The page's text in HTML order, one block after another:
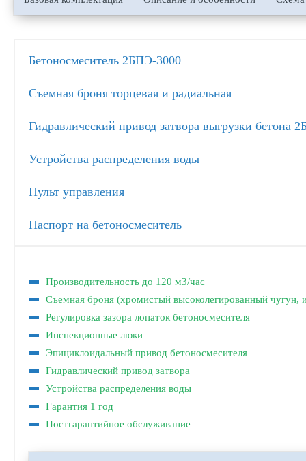
Бетоносмеситель 2БПЭ-3000
Съемная броня торцевая и радиальная
Гидравлический привод затвора выгрузки бетона
Устройства распределения воды
Пульт управления
Паспорт на бетоносмеситель
Производительность до 120 м3/час
Съемная броня (хромистый высоколегированный чугун,
Регулировка зазора лопаток бетоносмесителя
Инспекционные люки
Эпициклоидальный привод бетоносмесителя
Гидравлический привод затвора
Устройства распределения воды
Гарантия 1 год
Постгарантийное обслуживание